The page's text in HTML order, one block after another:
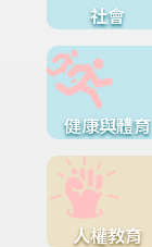
社會
健康與體育
人權教育